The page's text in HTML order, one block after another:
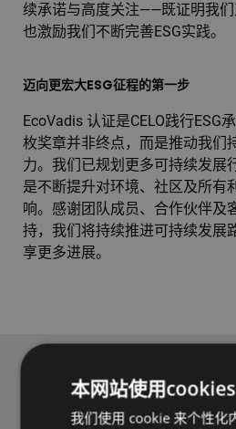
续承诺与高度关注——既证明我们
也激励我们不断完善ESG实践。
迈向更宏大ESG征程的第一步
EcoVadis 认证是CELO践行ESG
枚奖章并非终点，而是推动我们
力。我们已规划更多可持续发
是不断提升对环境、社区及所有
响。感谢团队成员、合作伙伴及
持，我们将持续推进可持续发展
享更多进展。
订阅新闻通讯以接收我们
本网站使用cookies
我们使用 cookie 来个性化